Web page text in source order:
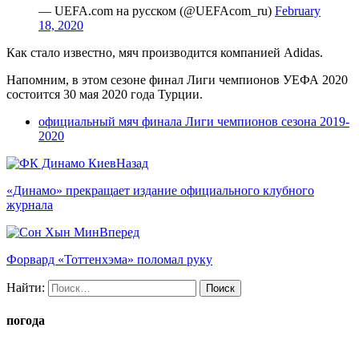
— UEFA.com на русском (@UEFAcom_ru) February
18, 2020
Как стало известно, мяч производится компанией Adidas.
Напомним, в этом сезоне финал Лиги чемпионов УЕФА 2020
состоится 30 мая 2020 года Турции.
официальный мяч финала Лиги чемпионов сезона 2019-
2020
Назад
«Динамо» прекращает издание официального клубного
журнала
Вперед
Форвард «Тоттенхэма» поломал руку
Найти:
погода